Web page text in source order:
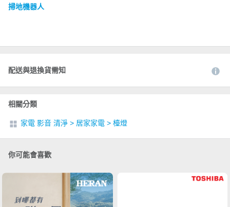
掃地機器人
配送與退換貨需知
相關分類
家電 影音 清淨 > 居家家電 > 檯燈
你可能會喜歡